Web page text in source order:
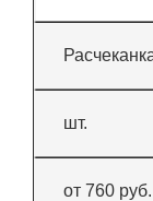
шт.
от 760 руб.